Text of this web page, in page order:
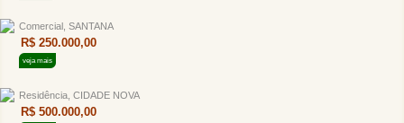
Comercial, SANTANA
R$ 250.000,00
veja mais
Residência, CIDADE NOVA
R$ 500.000,00